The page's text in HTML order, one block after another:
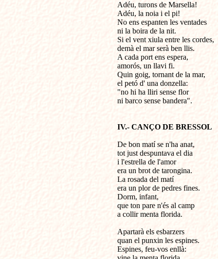
Adéu, turons de Marsella!
Adéu, la noia i el pi!
No ens espanten les ventades
ni la boira de la nit.
Si el vent xiula entre les cordes,
demà el mar serà ben llis.
A cada port ens espera,
amorós, un llavi fi.
Quin goig, tornant de la mar,
el petó d' una donzella:
"no hi ha lliri sense flor
ni barco sense bandera".
IV.- CANÇO DE BRESSOL
De bon matí se n'ha anat,
tot just despuntava el dia
i l'estrella de l'amor
era un brot de tarongina.
La rosada del matí
era un plor de pedres fines.
Dorm, infant,
que ton pare n'és al camp
a collir menta florida.
Apartarà els esbarzers
quan el punxin les espines.
Espines, feu-vos enllà: